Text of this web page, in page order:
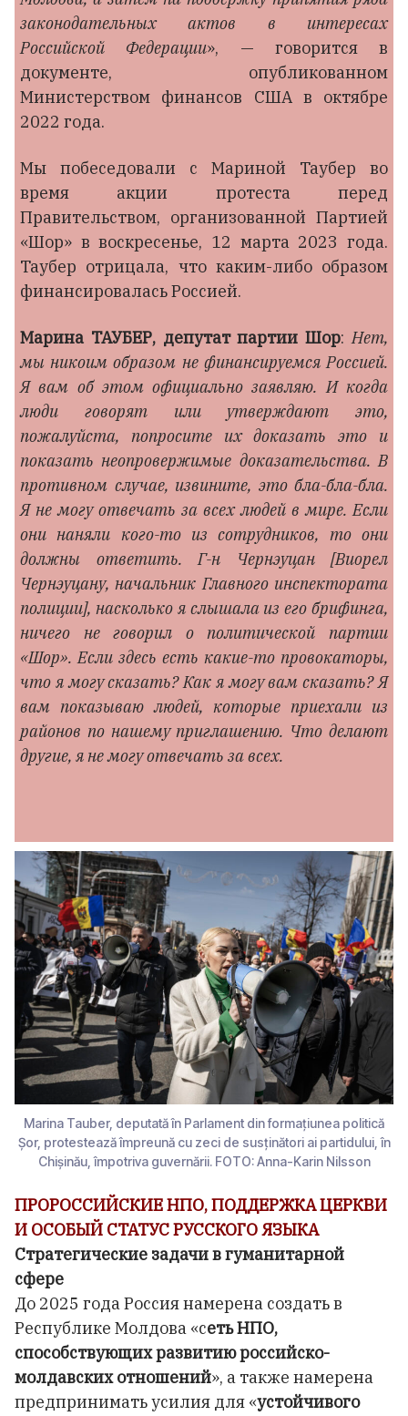
законодательных актов в интересах
Российской Федерации», — говорится в
документе, опубликованном
Министерством финансов США в октябре
2022 года.
Мы побеседовали с Мариной Таубер во
время акции протеста перед
Правительством, организованной Партией
«Шор» в воскресенье, 12 марта 2023 года.
Таубер отрицала, что каким-либо образом
финансировалась Россией.
Марина ТАУБЕР, депутат партии Шор:Нет,
мы никоим образом не финансируемся Россией.
Я вам об этом официально заявляю. И когда
люди говорят или утверждают это,
пожалуйста, попросите их доказать это и
показать неопровержимые доказательства. В
противном случае, извините, это бла-бла-бла.
Я не могу отвечать за всех людей в мире. Если
они наняли кого-то из сотрудников, то они
должны ответить. Г-н Чернэуцан [Виорел
Чернэуцану, начальник Главного инспектората
полиции], насколько я слышала из его брифинга,
ничего не говорил о политической партии
«Шор». Если здесь есть какие-то провокаторы,
что я могу сказать? Как я могу вам сказать? Я
вам показываю людей, которые приехали из
районов по нашему приглашению. Что делают
другие, я не могу отвечать за всех.
Marina Tauber, deputată în Parlament din formațiunea politică
Șor, protestează împreună cu zeci de susținători ai partidului, în
Chișinău, împotriva guvernării. FOTO: Anna-Karin Nilsson
ПРОРОССИЙСКИЕ НПО, ПОДДЕРЖКА ЦЕРКВИ
И ОСОБЫЙ СТАТУС РУССКОГО ЯЗЫКА
Стратегические задачи в гуманитарной
сфере
До 2025 года Россия намерена создать в
Республике Молдова «сеть НПО,
способствующих развитию российско-
молдавских отношений», а также намерена
предпринимать усилия для «устойчивого